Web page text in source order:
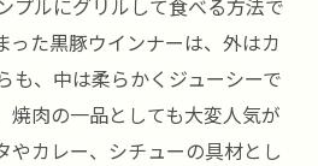
プルにグリルして食べる方法で
った黒豚ウインナーは、外はカ
も、中は柔らかくジューシーで
焼肉の一品としても大変人気が
やカレー、シチューの具材とし